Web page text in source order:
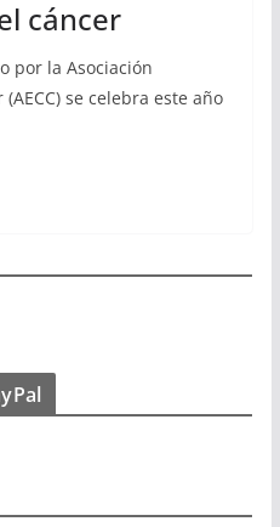
cáncer
por la Asociación
se celebra este año